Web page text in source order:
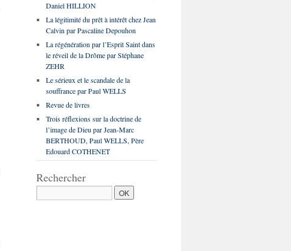
Daniel HILLION
La légitimité du prêt à intérêt chez Jean
Calvin par Pascaline Depouhon
La régénération par l’Esprit Saint dans
le réveil de la Drôme par Stéphane
ZEHR
Le sérieux et le scandale de la
souffrance par Paul WELLS
Revue de livres
Trois réflexions sur la doctrine de
l’image de Dieu par Jean-Marc
BERTHOUD, Paul WELLS, Père
Edouard COTHENET
Rechercher